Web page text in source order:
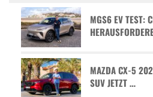
MGS6 EV TEST:
MAZDA CX-5
SUV JETZT …